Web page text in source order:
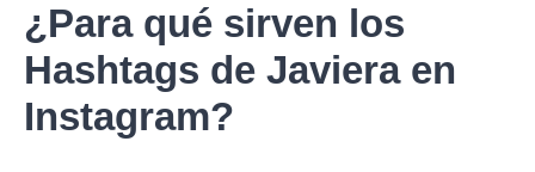
¿Para qué sirven los
Hashtags de Javiera en
Instagram?